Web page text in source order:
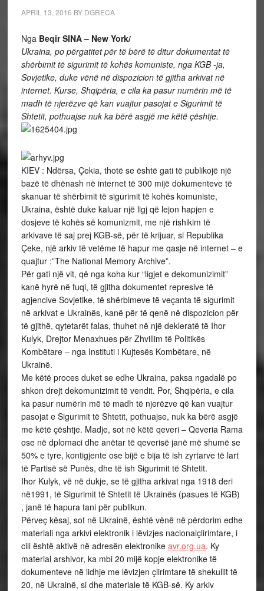
APRIL 13, 2016 BY DGRECA
Nga Beqir SINA – New York/
Ukraina, po përgatitet për të bërë të ditur dokumentat të
shërbimit të sigurimit të kohës komuniste, nga KGB -ja,
Sovjetike, duke vënë në dispozicion të gjitha arkivat në
internet. Kurse, Shqipëria, e cila ka pasur numërin më të
madh të njerëzve që kan vuajtur pasojat e Sigurimit të
Shtetit, pothuajse nuk ka bërë asgjë me këtë çështje.
KIEV : Ndërsa, Çekia, thotë se është gati të publikojë një
bazë të dhënash në internet të 300 mijë dokumenteve të
skanuar të shërbimit të sigurimit të kohës komuniste,
Ukraina, është duke kaluar një ligj që lejon hapjen e
dosjeve të kohës së komunizmit, me një rishikim të
arkivave të saj prej KGB-së, për të krijuar, si Republika
Çeke, një arkiv të vetëme të hapur me qasje në internet – e
quajtur :”The National Memory Archive”.
Për gati një vit, që nga koha kur “ligjet e dekomunizimit”
kanë hyrë në fuqi, të gjitha dokumentet represive të
agjencive Sovjetike, të shërbimeve të veçanta të sigurimit
në arkivat e Ukrainës, kanë për të qenë në dispozicion për
të gjithë, qytetarët falas, thuhet në një dekleratë të Ihor
Kulyk, Drejtor Menaxhues për Zhvillim të Politikës
Kombëtare – nga Instituti i Kujtesës Kombëtare, në
Ukrainë.
Me këtë proces duket se edhe Ukraina, paksa ngadalë po
shkon drejt dekomunizimit të vendit. Por, Shqipëria, e cila
ka pasur numërin më të madh të njerëzve që kan vuajtur
pasojat e Sigurimit të Shtetit, pothuajse, nuk ka bërë asgjë
me këtë çështje. Madje, sot në këtë qeveri – Qeveria Rama
ose në dplomaci dhe anëtar të qeverisë janë më shumë se
50% e tyre, kontigjente ose bijë e bija të ish zyrtarve të lart
të Partisë së Punës, dhe të ish Sigurimit të Shtetit.
Ihor Kulyk, vë në dukje, se të gjitha arkivat nga 1918 deri
në1991, të Sigurimit të Shtetit të Ukrainës (pasues të KGB)
, janë të hapura tani për publikun.
Përveç kësaj, sot në Ukrainë, është vënë në përdorim edhe
materiali nga arkivi elektronik i lëvizjes nacionalçlirimtare, i
cili është aktivë në adresën elektronike avr.org.ua. Ky
material arshivor, ka mbi 20 mijë kopje elektronike të
dokumenteve në lidhje me lëvizjen çlirimtare të shekullit të
20, në Ukrainë, si dhe materiale të KGB-së. Ky arkiv